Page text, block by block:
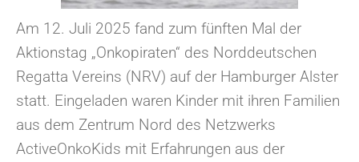
Am 12. Juli 2025 fand zum fünften Mal der
Aktionstag „Onkopiraten“ des Norddeutschen
Regatta Vereins (NRV) auf der Hamburger Alster
statt. Eingeladen waren Kinder mit ihren Familien
aus dem Zentrum Nord des Netzwerks
ActiveOnkoKids mit Erfahrungen aus der